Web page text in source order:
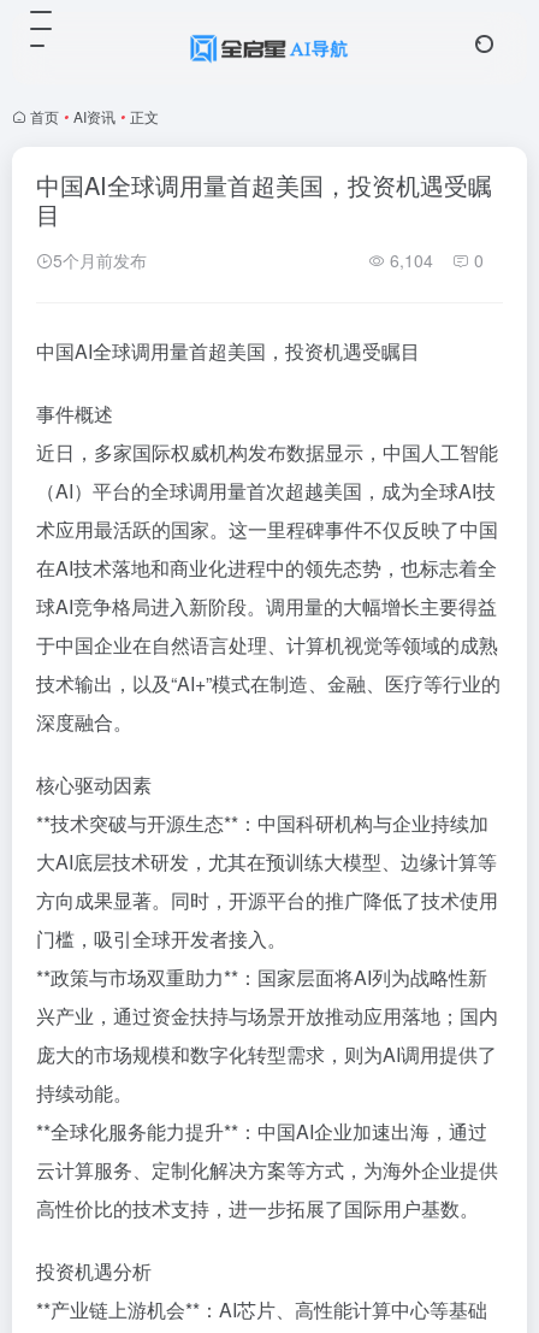
首页 • AI资讯 • 正文
中国AI全球调用量首超美国，投资机遇受瞩
目
5个月前发布 6,104 0
中国AI全球调用量首超美国，投资机遇受瞩目
事件概述
近日，多家国际权威机构发布数据显示，中国人工智能
（AI）平台的全球调用量首次超越美国，成为全球AI技
术应用最活跃的国家。这一里程碑事件不仅反映了中国
在AI技术落地和商业化进程中的领先态势，也标志着全
球AI竞争格局进入新阶段。调用量的大幅增长主要得益
于中国企业在自然语言处理、计算机视觉等领域的成熟
技术输出，以及“AI+”模式在制造、金融、医疗等行业的
深度融合。
核心驱动因素
**技术突破与开源生态**：中国科研机构与企业持续加
大AI底层技术研发，尤其在预训练大模型、边缘计算等
方向成果显著。同时，开源平台的推广降低了技术使用
门槛，吸引全球开发者接入。
**政策与市场双重助力**：国家层面将AI列为战略性新
兴产业，通过资金扶持与场景开放推动应用落地；国内
庞大的市场规模和数字化转型需求，则为AI调用提供了
持续动能。
**全球化服务能力提升**：中国AI企业加速出海，通过
云计算服务、定制化解决方案等方式，为海外企业提供
高性价比的技术支持，进一步拓展了国际用户基数。
投资机遇分析
**产业链上游机会**：AI芯片、高性能计算中心等基础